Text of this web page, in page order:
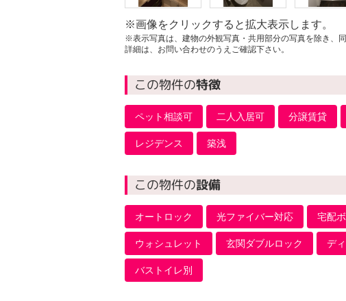
※画像をクリックすると拡大表示します。
※表示写真は、建物の外観写真・共用部分の写真を除き、
詳細は、お問い合わせのうえご確認下さい。
この物件の特徴
ペット相談可 二人入居可 分譲賃貸
レジデンス 築浅
この物件の設備
オートロック 光ファイバー対応 宅配
ウォシュレット 玄関ダブルロック デ
バストイレ別